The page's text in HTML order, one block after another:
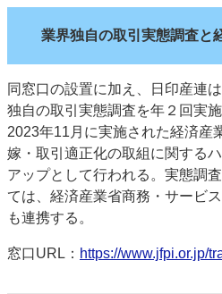
業界独自の取引実態調査と
同窓口の設置に加え、日印産連
独自の取引実態調査を年２回実
2023年11月に実施された経済産
嫁・取引適正化の取組に関する
アップとして行われる。実態調
ては、経済産業省商務・サービ
も連携する。
窓口URL： https://www.jfpi.or.jp/